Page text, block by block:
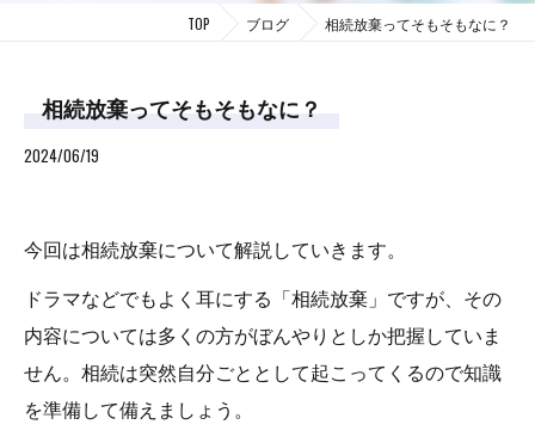
TOP ブログ 相続放棄ってそもそもなに？
相続放棄ってそもそもなに？
2024/06/19
今回は相続放棄について解説していきます。
ドラマなどでもよく耳にする「相続放棄」ですが、その
内容については多くの方がぼんやりとしか把握していま
せん。相続は突然自分ごととして起こってくるので知識
を準備して備えましょう。